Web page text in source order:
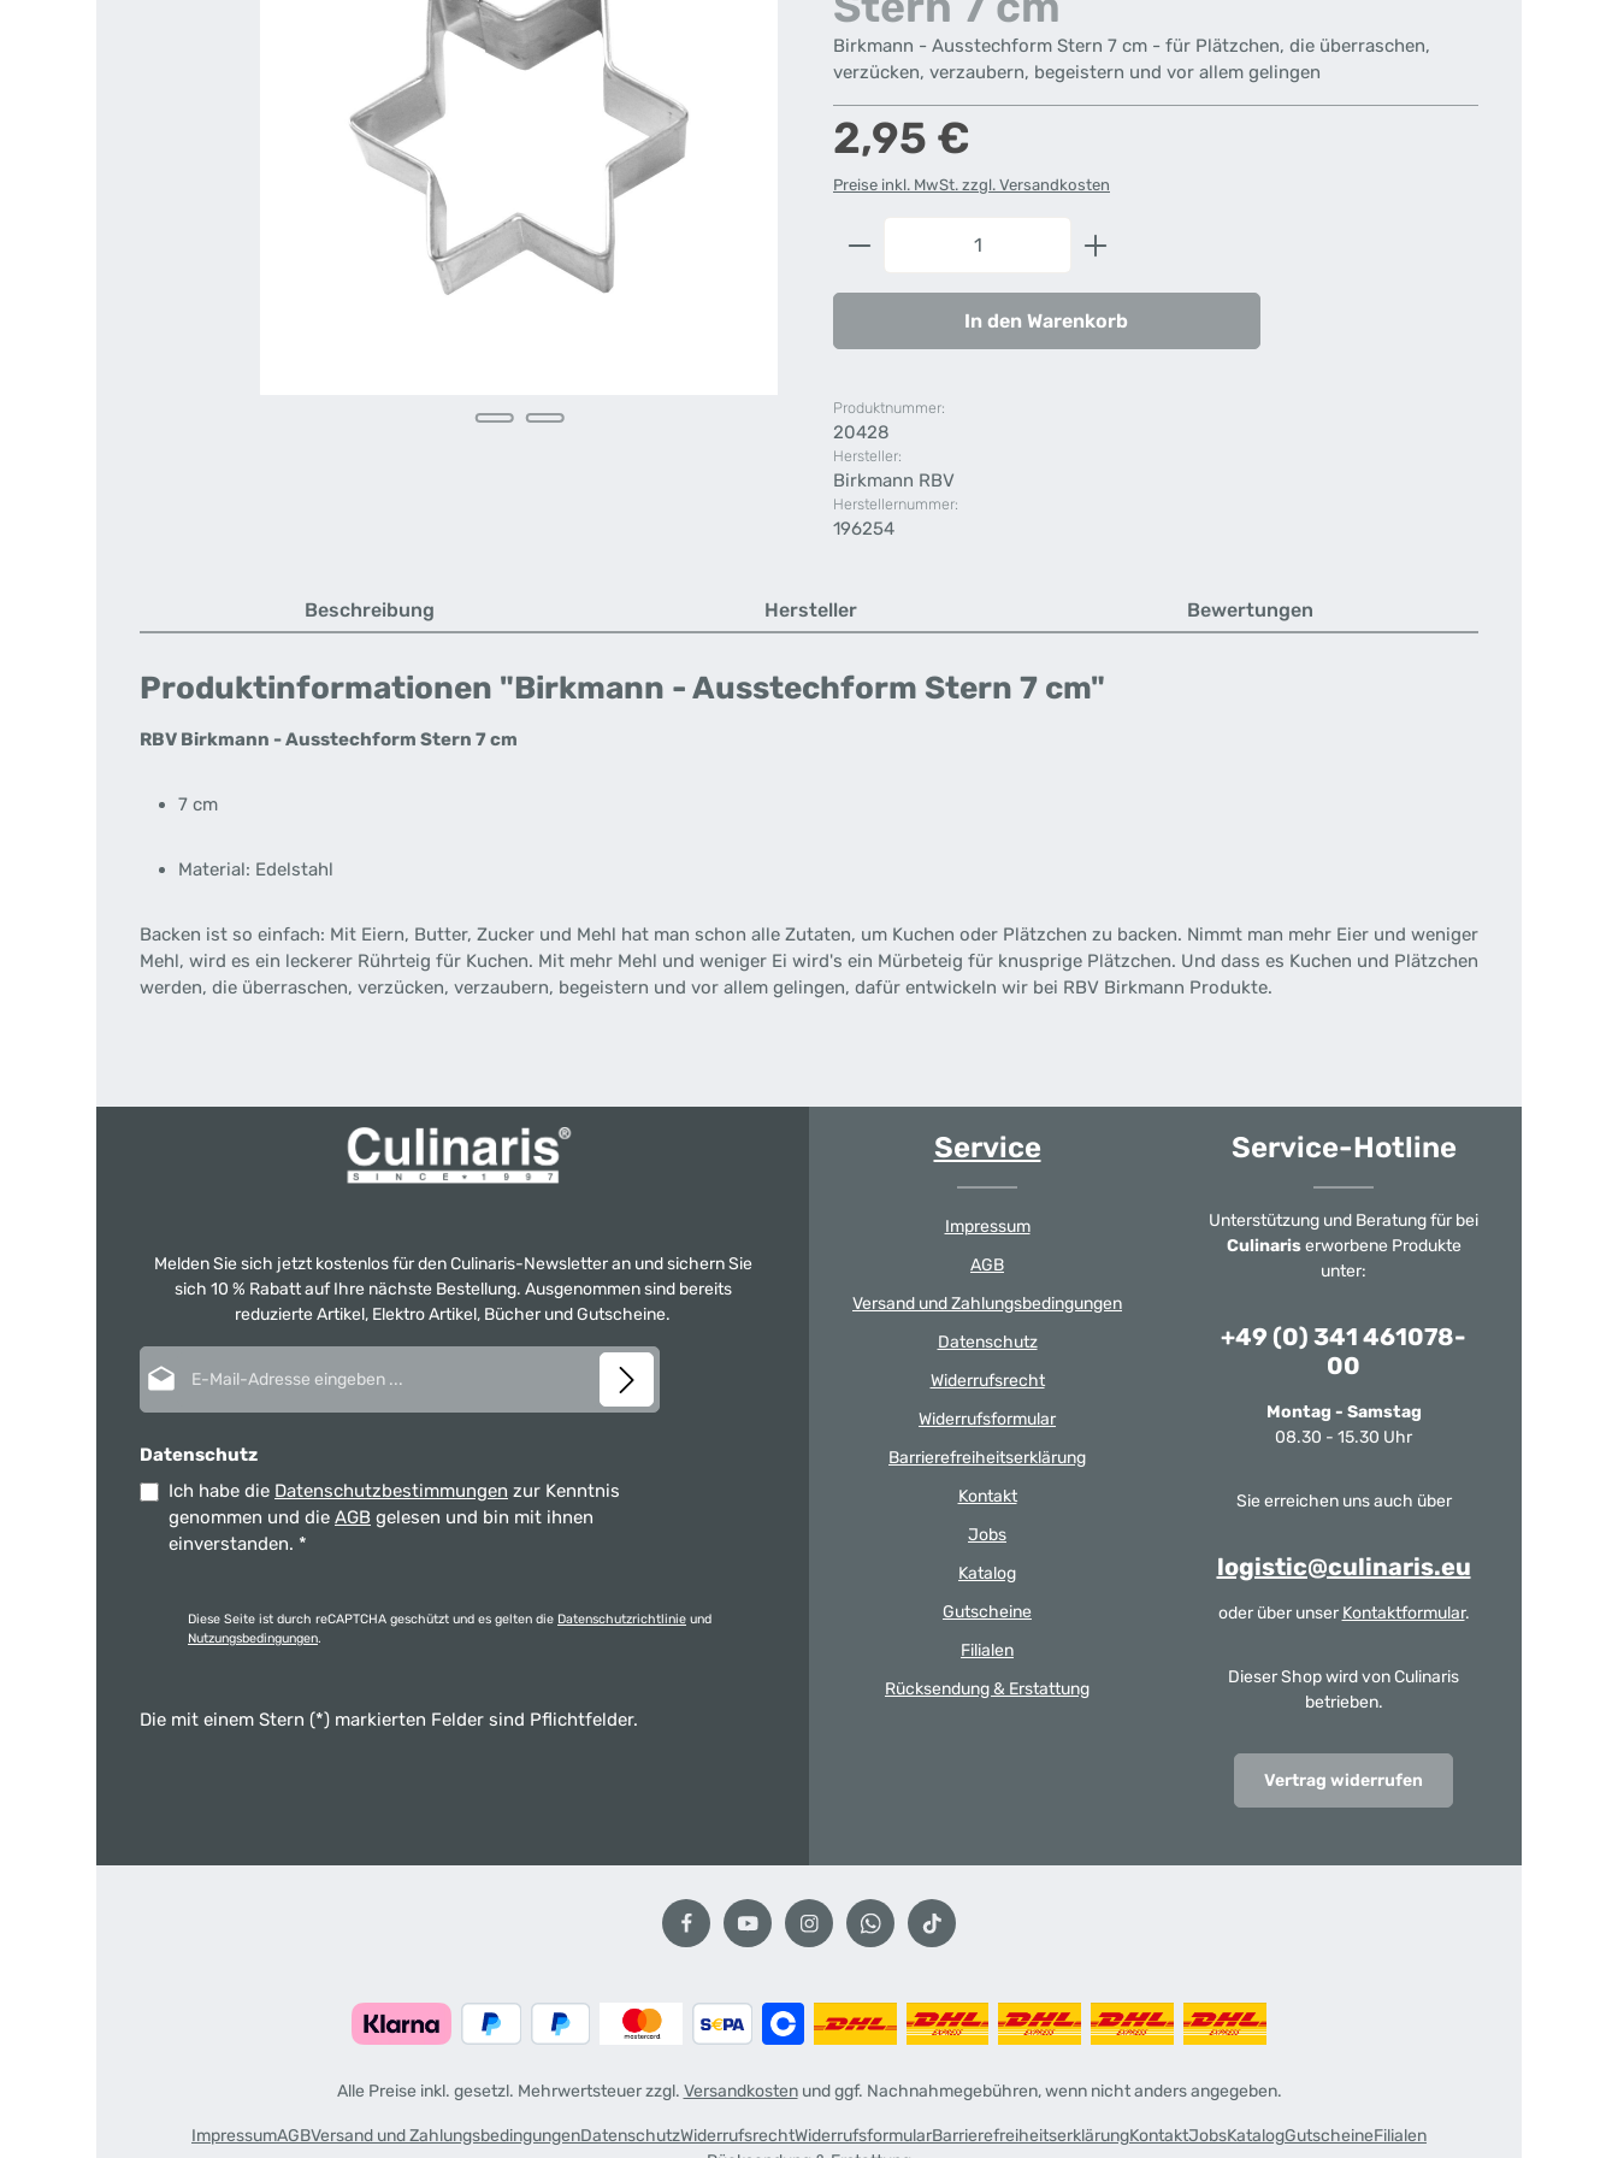
Birkmann - Ausstechform Stern 7 cm - für Plätzchen, die überraschen,
verzücken, verzaubern, begeistern und vor allem gelingen
Regulärer Preis:
2,95 €
Preise inkl. MwSt. zzgl. Versandkosten
Produkt Anzahl: Gib den gewünschten Wert ein oder
In den Warenkorb
Produktnummer:
20428
Hersteller:
Birkmann RBV
Herstellernummer:
196254
Beschreibung Hersteller Bewertungen
Produktinformationen "Birkmann - Ausstechform Stern 7 cm"
RBV Birkmann - Ausstechform Stern 7 cm
7 cm
Material: Edelstahl
Backen ist so einfach: Mit Eiern, Butter, Zucker und Mehl hat man schon alle Zutaten, um Kuchen oder Plätzchen zu backen. Nimmt man mehr Eier und weniger
Mehl, wird es ein leckerer Rührteig für Kuchen. Mit mehr Mehl und weniger Ei wird's ein Mürbeteig für knusprige Plätzchen. Und dass es Kuchen und Plätzchen
werden, die überraschen, verzücken, verzaubern, begeistern und vor allem gelingen, dafür entwickeln wir bei RBV Birkmann Produkte.
Melden Sie sich jetzt kostenlos für den Culinaris-Newsletter an und sichern Sie
sich 10 % Rabatt auf Ihre nächste Bestellung. Ausgenommen sind bereits
reduzierte Artikel, Elektro Artikel, Bücher und Gutscheine.
Datenschutz
Ich habe die Datenschutzbestimmungen zur Kenntnis
genommen und die AGB gelesen und bin mit ihnen
einverstanden. *
Diese Seite ist durch reCAPTCHA geschützt und es gelten die Datenschutzrichtlinie und
Nutzungsbedingungen.
Die mit einem Stern (*) markierten Felder sind Pflichtfelder.
Service
Impressum
AGB
Versand und Zahlungsbedingungen
Datenschutz
Widerrufsrecht
Widerrufsformular
Barrierefreiheitserklärung
Kontakt
Jobs
Katalog
Gutscheine
Filialen
Rücksendung & Erstattung
Service-Hotline
Unterstützung und Beratung für bei
Culinariserworbene Produkte
unter:
+49 (0) 341 461078-
00
Montag - Samstag
08.30 - 15.30 Uhr
Sie erreichen uns auch über
logistic@culinaris.eu
oder über unser Kontaktformular.
Dieser Shop wird von Culinaris
betrieben.
Vertrag widerrufen
Alle Preise inkl. gesetzl. Mehrwertsteuer zzgl. Versandkostenund ggf. Nachnahmegebühren, wenn nicht anders angegeben.
ImpressumAGBVersand und ZahlungsbedingungenDatenschutzWiderrufsrechtWiderrufsformularBarrierefreiheitserklärungKontaktJobsKatalogGutscheineFilialen